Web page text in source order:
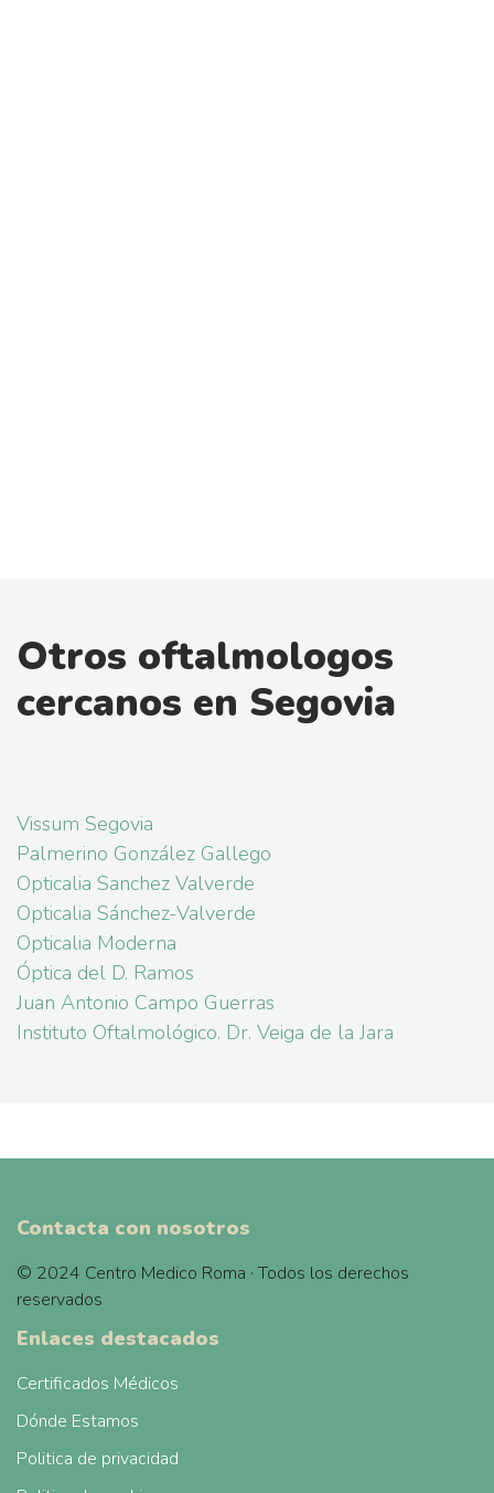
Otros oftalmologos
cercanos en Segovia
Vissum Segovia
Palmerino González Gallego
Opticalia Sanchez Valverde
Opticalia Sánchez-Valverde
Opticalia Moderna
Óptica del D. Ramos
Juan Antonio Campo Guerras
Instituto Oftalmológico. Dr. Veiga de la Jara
Contacta con nosotros
© 2024 Centro Medico Roma · Todos los derechos
reservados
Enlaces destacados
Certificados Médicos
Dónde Estamos
Politica de privacidad